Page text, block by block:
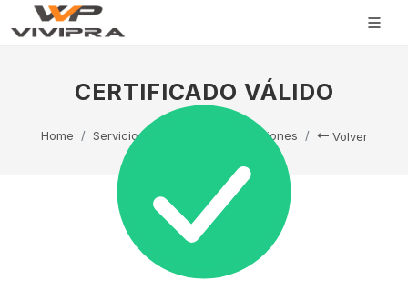
CERTIFICADO VÁLIDO
Home Servicio Técnico Capacitaciones Volver